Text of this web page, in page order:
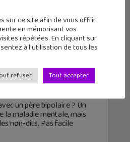
: un roman pour
mentale aux ados
un père bipolaire ? Un
la maladie mentale, mais
non-dits. Pas facile
sur ce site afin de vous offrir
en mémorisant vos
répétées. En cliquant sur
à l'utilisation de tous les
refuser Tout accepter